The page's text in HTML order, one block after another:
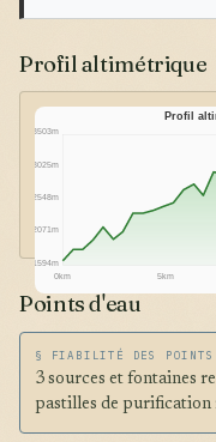
Profil altimétrique
1594m
2071m
2548m
3025m
3503m
0km 5km
Profil
Points d'eau
§ FIABILITÉ DES POINTS
3 sources et fontaines
pastilles de purification